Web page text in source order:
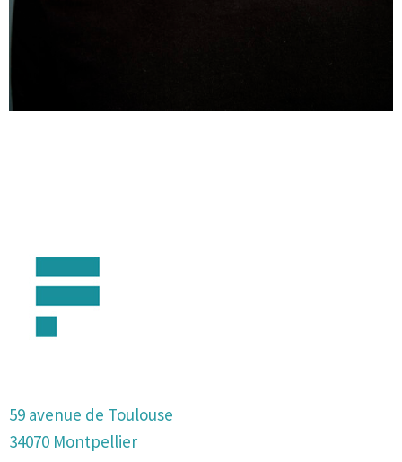
59 avenue de Toulouse
34070 Montpellier